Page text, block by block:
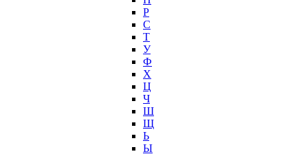
Р
С
Т
У
Ф
Х
Ц
Ч
Ш
Щ
Ь
Ы